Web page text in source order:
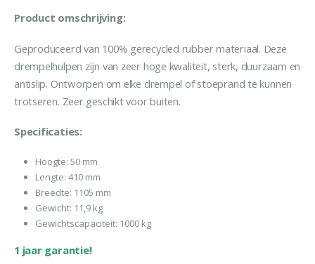
Product omschrijving:
Geproduceerd van 100% gerecycled rubber materiaal. Deze
drempelhulpen zijn van zeer hoge kwaliteit, sterk, duurzaam en
antislip. Ontworpen om elke drempel of stoeprand te kunnen
trotseren. Zeer geschikt voor buiten.
Specificaties:
Hoogte: 50 mm
Lengte: 410 mm
Breedte: 1105 mm
Gewicht: 11,9 kg
Gewichtscapaciteit: 1000 kg
1 jaar garantie!